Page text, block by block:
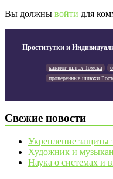
Вы должны войти для
Проститутки и
каталог шлюх Томска
проверенные шлюхи
Свежие новости
Укрепление защиты
Художник и
Наука о системах и